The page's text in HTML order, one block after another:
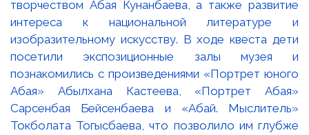
творчеством Абая Кунанбаева, а также развитие
интереса к национальной литературе и
изобразительному искусству. В ходе квеста дети
посетили экспозиционные залы музея и
познакомились с произведениями «Портрет юного
Абая» Абылхана Кастеева, «Портрет Абая»
Сарсенбая Бейсенбаева и «Абай. Мыслитель»
Токболата Тогысбаева, что позволило им глубже